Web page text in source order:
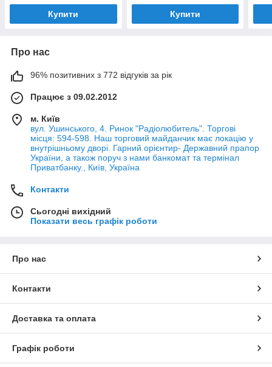
Купити Купити
Про нас
96% позитивних з 772 відгуків за рік
Працює з 09.02.2012
м. Київ
вул. Ушинського, 4. Ринок "Радіолюбитель". Торгові
місця: 594-598. Наш торговий майданчик має локацію у
внутрішньому дворі. Гарний орієнтир- Державний прапор
України, а також поруч з нами банкомат та термінал
Приватбанку., Київ, Україна
Контакти
Сьогодні вихідний
Показати весь графік роботи
Про нас
Контакти
Доставка та оплата
Графік роботи